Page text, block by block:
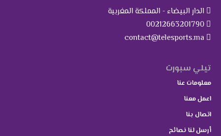
الدار البيضاء - المملكة المغربية
00212663201790
contact@telesports.ma
تيلي سبورت
معلومات عنا
اعمل معنا
اتصال بنا
أرسل لنا نصائح